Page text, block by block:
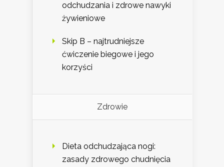
odchudzania i zdrowe nawyki
żywieniowe
Skip B – najtrudniejsze
ćwiczenie biegowe i jego
korzyści
Zdrowie
Dieta odchudzająca nogi:
zasady zdrowego chudnięcia